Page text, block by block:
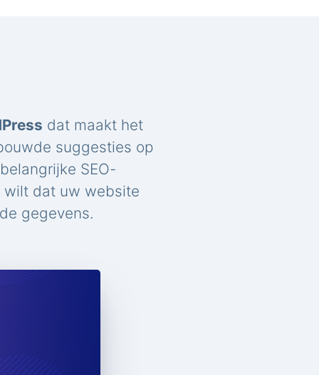
dat maakt het
suggesties op
SEO-
wilt dat uw website
gegevens.